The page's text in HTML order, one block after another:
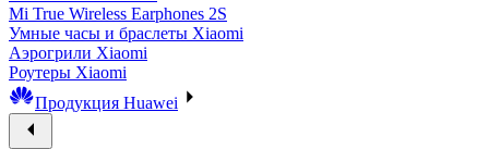
Mi True Wireless Earphones 2S
Умные часы и браслеты Xiaomi
Аэрогрили Xiaomi
Роутеры Xiaomi
Продукция Huawei